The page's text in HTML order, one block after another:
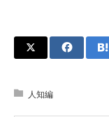
人知編